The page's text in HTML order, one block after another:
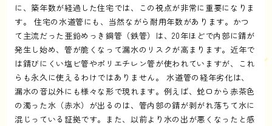
に、築年数が経過した住宅では、この視点が非常に重要になりま
す。 住宅の水道管にも、当然ながら耐用年数があります。かつ
て主流だった亜鉛めっき鋼管（鉄管）は、20年ほどで内部に錆が
発生し始め、管が脆くなって漏水のリスクが高まります。近年で
は錆びにくい塩ビ管やポリエチレン管が使われていますが、これ
らも永久に使えるわけではありません。 水道管の経年劣化は、
漏水の音以外にも様々な形で現れます。例えば、蛇口から赤茶色
の濁った水（赤水）が出るのは、管内部の錆が剥がれ落ちて水に
混じっている証拠です。また、以前より水の出が悪くなったと感